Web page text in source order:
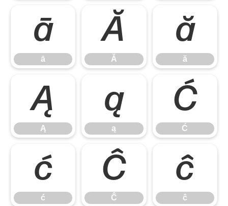
ā
ā
Ă
Ă
ă
ă
Ą
Ą
ą
ą
Ć
Ć
ć
ć
Ĉ
Ĉ
ĉ
ĉ